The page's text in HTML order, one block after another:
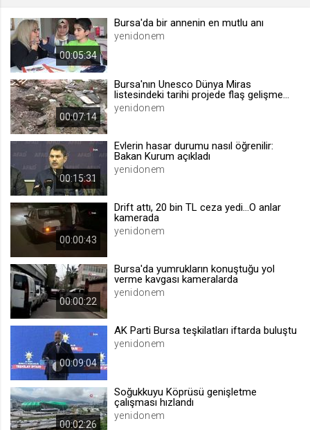
[hash]
.web.tv
Site içeriği önerme
1 yıl
voteLike*
.web.tv
1 ay
.web.tv
00:05:34
Bursa'da bir annenin en mutlu anı
yenidonem
00:07:14
Bursa'nın Unesco Dünya Miras
listesindeki tarihi projede flaş gelişme...
yenidonem
00:15:31
Evlerin hasar durumu nasıl öğrenilir:
Bakan Kurum açıkladı
yenidonem
00:00:43
Drift attı, 20 bin TL ceza yedi...O anlar
kamerada
yenidonem
00:00:22
Bursa'da yumrukların konuştuğu yol
verme kavgası kameralarda
yenidonem
00:09:04
AK Parti Bursa teşkilatları iftarda buluştu
yenidonem
00:02:26
Soğukkuyu Köprüsü genişletme
çalışması hızlandı
yenidonem